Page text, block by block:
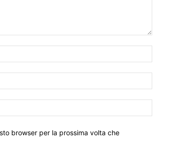
browser per la prossima volta che